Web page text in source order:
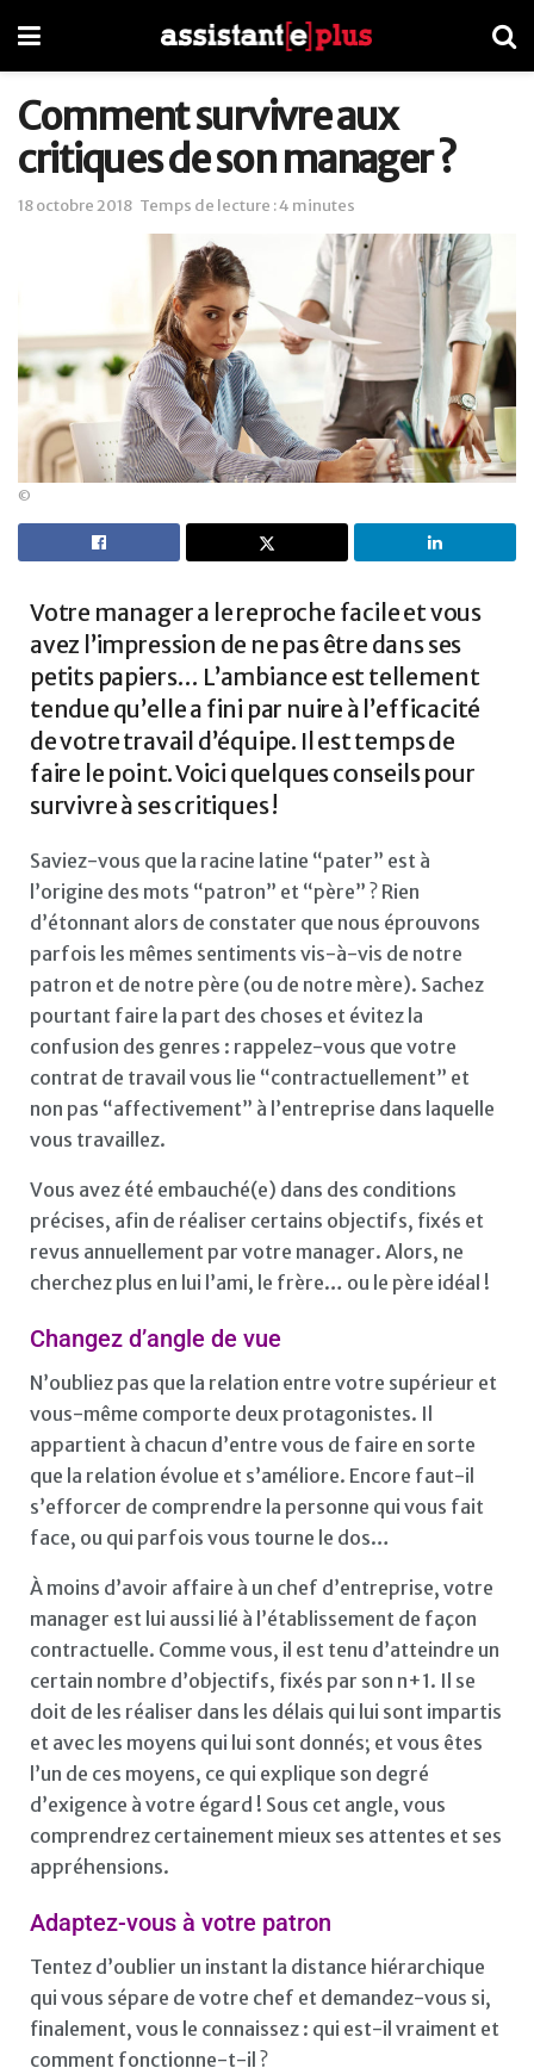
Comment survivre aux
critiques de son manager ?
18 octobre 2018 Temps de lecture : 4 minutes
©
Votre manager a le reproche facile et vous
avez l’impression de ne pas être dans ses
petits papiers… L’ambiance est tellement
tendue qu’elle a fini par nuire à l’efficacité
de votre travail d’équipe. Il est temps de
faire le point. Voici quelques conseils pour
survivre à ses critiques !
Saviez-vous que la racine latine “pater” est à
l’origine des mots “patron” et “père” ? Rien
d’étonnant alors de constater que nous éprouvons
parfois les mêmes sentiments vis-à-vis de notre
patron et de notre père (ou de notre mère). Sachez
pourtant faire la part des choses et évitez la
confusion des genres : rappelez-vous que votre
contrat de travail vous lie “contractuellement” et
non pas “affectivement” à l’entreprise dans laquelle
vous travaillez.
Vous avez été embauché(e) dans des conditions
précises, afin de réaliser certains objectifs, fixés et
revus annuellement par votre manager. Alors, ne
cherchez plus en lui l’ami, le frère… ou le père idéal !
Changez d’angle de vue
N’oubliez pas que la relation entre votre supérieur et
vous-même comporte deux protagonistes. Il
appartient à chacun d’entre vous de faire en sorte
que la relation évolue et s’améliore. Encore faut-il
s’efforcer de comprendre la personne qui vous fait
face, ou qui parfois vous tourne le dos…
À moins d’avoir affaire à un chef d’entreprise, votre
manager est lui aussi lié à l’établissement de façon
contractuelle. Comme vous, il est tenu d’atteindre un
certain nombre d’objectifs, fixés par son n+1. Il se
doit de les réaliser dans les délais qui lui sont impartis
et avec les moyens qui lui sont donnés; et vous êtes
l’un de ces moyens, ce qui explique son degré
d’exigence à votre égard ! Sous cet angle, vous
comprendrez certainement mieux ses attentes et ses
appréhensions.
Adaptez-vous à votre patron
Tentez d’oublier un instant la distance hiérarchique
qui vous sépare de votre chef et demandez-vous si,
finalement, vous le connaissez : qui est-il vraiment et
comment fonctionne-t-il ?